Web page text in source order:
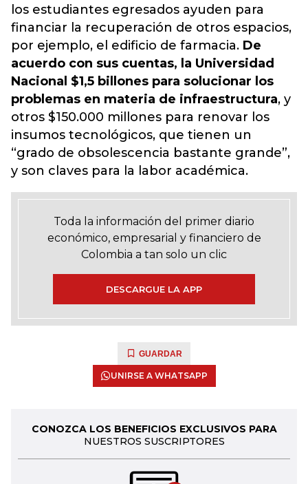
los estudiantes egresados ayuden para
financiar la recuperación de otros espacios,
por ejemplo, el edificio de farmacia. De
acuerdo con sus cuentas, la Universidad
Nacional $1,5 billones para solucionar los
problemas en materia de infraestructura, y
otros $150.000 millones para renovar los
insumos tecnológicos, que tienen un
“grado de obsolescencia bastante grande”,
y son claves para la labor académica.
Toda la información del primer diario
económico, empresarial y financiero de
Colombia a tan solo un clic
DESCARGUE LA APP
GUARDAR
UNIRSE A WHATSAPP
CONOZCA LOS BENEFICIOS EXCLUSIVOS PARA
NUESTROS SUSCRIPTORES